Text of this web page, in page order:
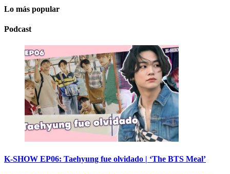
Lo más popular
Podcast
K-SHOW EP06: Taehyung fue olvidado | ‘The BTS Meal’